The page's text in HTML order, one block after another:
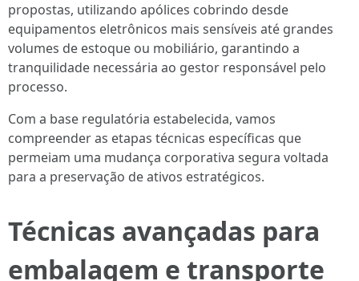
propostas, utilizando apólices cobrindo desde
equipamentos eletrônicos mais sensíveis até grandes
volumes de estoque ou mobiliário, garantindo a
tranquilidade necessária ao gestor responsável pelo
processo.
Com a base regulatória estabelecida, vamos
compreender as etapas técnicas específicas que
permeiam uma mudança corporativa segura voltada
para a preservação de ativos estratégicos.
Técnicas avançadas para
embalagem e transporte